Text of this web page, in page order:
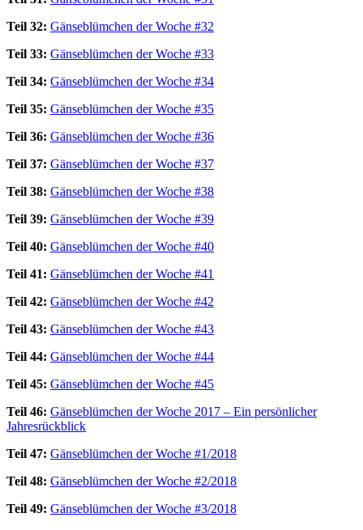
Teil 32: Gänseblümchen der Woche #32
Teil 33: Gänseblümchen der Woche #33
Teil 34: Gänseblümchen der Woche #34
Teil 35: Gänseblümchen der Woche #35
Teil 36: Gänseblümchen der Woche #36
Teil 37: Gänseblümchen der Woche #37
Teil 38: Gänseblümchen der Woche #38
Teil 39: Gänseblümchen der Woche #39
Teil 40: Gänseblümchen der Woche #40
Teil 41: Gänseblümchen der Woche #41
Teil 42: Gänseblümchen der Woche #42
Teil 43: Gänseblümchen der Woche #43
Teil 44: Gänseblümchen der Woche #44
Teil 45: Gänseblümchen der Woche #45
Teil 46: Gänseblümchen der Woche 2017 – Ein persönlicher
Jahresrückblick
Teil 47: Gänseblümchen der Woche #1/2018
Teil 48: Gänseblümchen der Woche #2/2018
Teil 49: Gänseblümchen der Woche #3/2018